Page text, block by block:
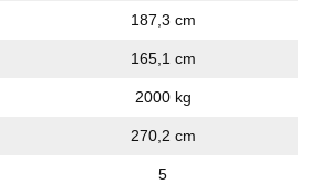
187,3 cm
165,1 cm
2000 kg
270,2 cm
5